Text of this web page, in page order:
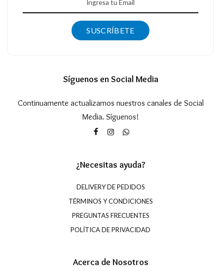
SUSCRÍBETE
Síguenos en Social Media
Continuamente actualizamos nuestros canales de Social
Media. Síguenos!
¿Necesitas ayuda?
DELIVERY DE PEDIDOS
TÉRMINOS Y CONDICIONES
PREGUNTAS FRECUENTES
POLÍTICA DE PRIVACIDAD
Acerca de Nosotros